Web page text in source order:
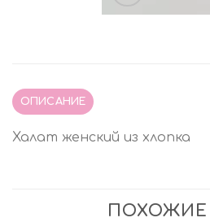
ОПИСАНИЕ
Халат женский из хлопка
ПОХОЖИЕ